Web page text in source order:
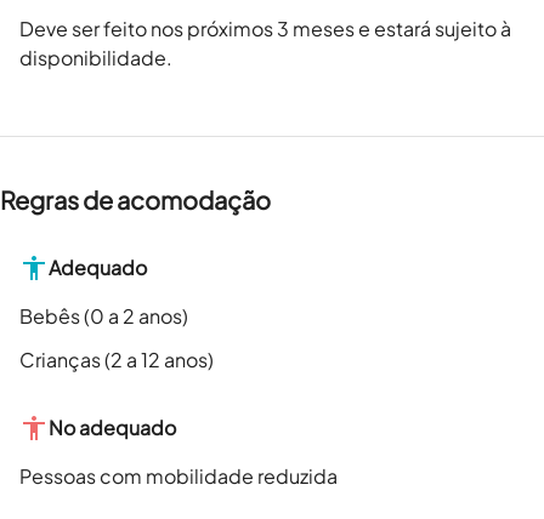
Deve ser feito nos próximos 3 meses e estará sujeito à
disponibilidade.
Regras de acomodação
Adequado
Bebês (0 a 2 anos)
Crianças (2 a 12 anos)
No adequado
Pessoas com mobilidade reduzida